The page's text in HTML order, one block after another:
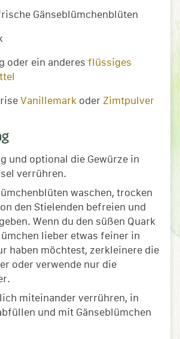
Gänseblümchenblüten
oder ein anderes flüssiges
Vanillemark oder Zimtpulver
und optional die Gewürze in
verrühren.
waschen, trocken
den Stielenden befreien und
Wenn du den süßen Quark
lieber etwas feiner in
haben möchtest, zerkleinere die
oder verwende nur die
miteinander verrühren, in
und mit Gänseblümchen